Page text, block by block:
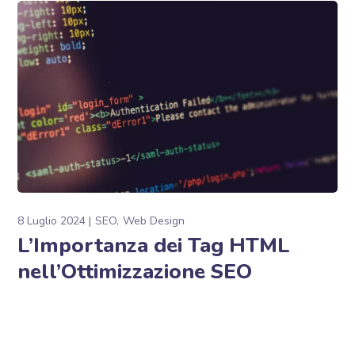
8 Luglio 2024 SEO Web Design
L’Importanza dei Tag HTML
nell’Ottimizzazione SEO